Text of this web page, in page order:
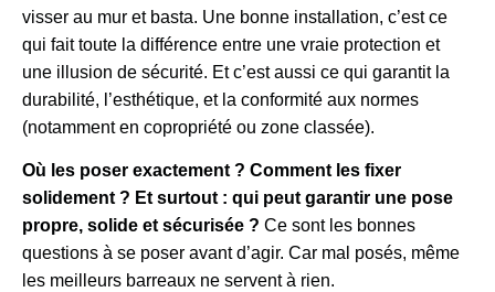
visser au mur et basta. Une bonne installation, c’est ce
qui fait toute la différence entre une vraie protection et
une illusion de sécurité. Et c’est aussi ce qui garantit la
durabilité, l’esthétique, et la conformité aux normes
(notamment en copropriété ou zone classée).
Où les poser exactement ? Comment les fixer
solidement ? Et surtout : qui peut garantir une pose
propre, solide et sécurisée ? Ce sont les bonnes
questions à se poser avant d’agir. Car mal posés, même
les meilleurs barreaux ne servent à rien.